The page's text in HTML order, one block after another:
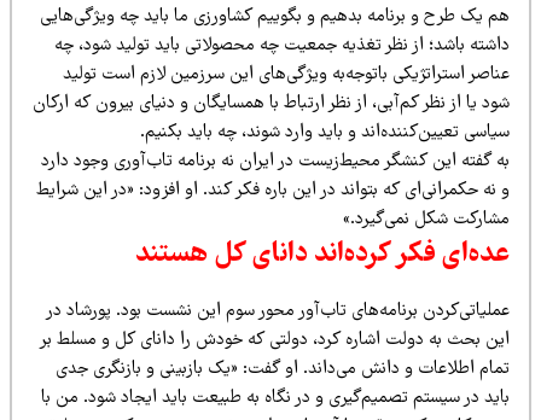
یک طرح و برنامه بدهیم و بگوییم کشاورزی ما باید چه ویژگی‌هایی
باشد؛ از نظر تغذیه جمعیت چه محصولاتی باید تولید شود، چه
استراتژیکی باتوجه‌به ویژگی‌های این سرزمین لازم است تولید
یا از نظر کم‌آبی، از نظر ارتباط با همسایگان و دنیای بیرون که ارکان
تعیین‌کننده‌اند و باید وارد شوند، چه باید بکنیم.
گفته این کنشگر محیط‌زیست در ایران نه برنامه تاب‌آوری وجود دارد
حکمرانی‌ای که بتواند در این باره فکر کند. او افزود: «در این شرایط
شکل نمی‌گیرد.»
فکر کرده‌اند دانای کل هستند
برنامه‌های تاب‌آور محور سوم این نشست بود. پورشاد در
بحث به دولت اشاره کرد، دولتی که خودش را دانای کل و مسلط بر
اطلاعات و دانش می‌داند. او گفت: «یک بازبینی و بازنگری جدی
در سیستم تصمیم‌گیری و در نگاه به طبیعت باید ایجاد شود. من با